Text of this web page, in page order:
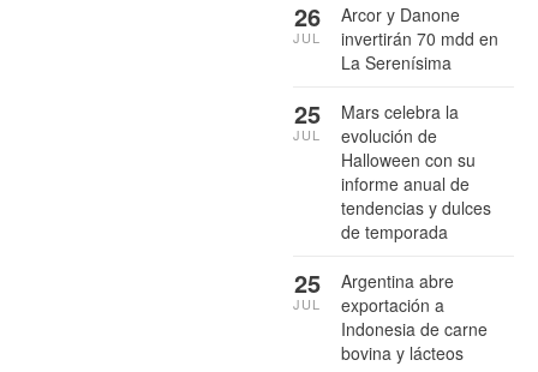
Arcor y Danone
invertirán 70 mdd en
La Serenísima
26
JUL
Mars celebra la
evolución de
Halloween con su
informe anual de
tendencias y dulces
de temporada
25
JUL
Argentina abre
exportación a
Indonesia de carne
bovina y lácteos
25
JUL